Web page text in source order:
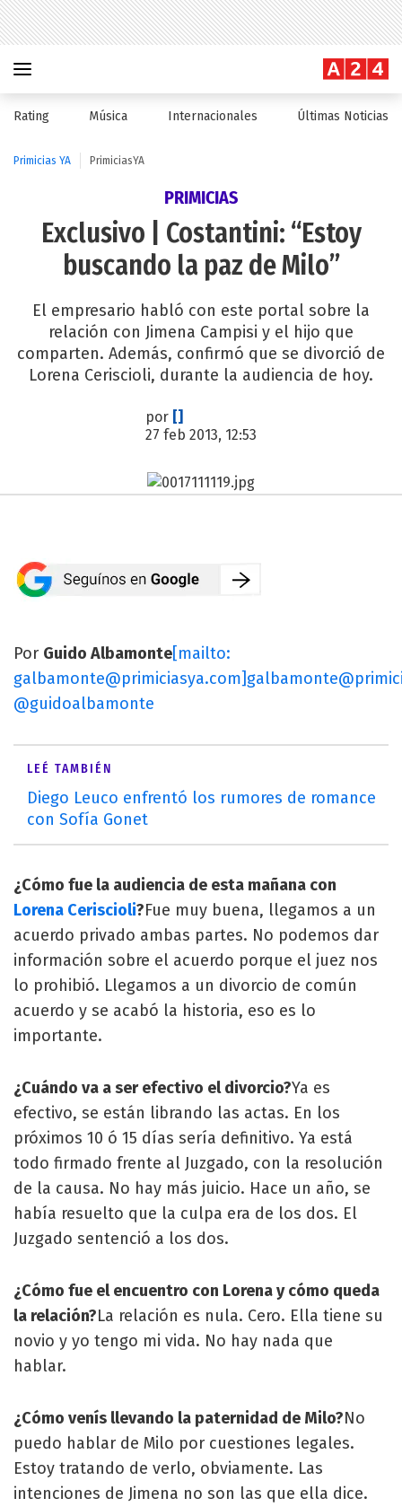
Rating Música Internacionales Últimas Noticias
Primicias YA PrimiciasYA
PRIMICIAS
Exclusivo | Costantini: “Estoy
buscando la paz de Milo”
El empresario habló con este portal sobre la
relación con Jimena Campisi y el hijo que
comparten. Además, confirmó que se divorció de
Lorena Ceriscioli, durante la audiencia de hoy.
por []
27 feb 2013, 12:53
Por Guido Albamonte[mailto:
galbamonte@primiciasya.com]
@guidoalbamonte
LEÉ TAMBIÉN
Diego Leuco enfrentó los rumores de romance
con Sofía Gonet
¿Cómo fue la audiencia de esta mañana con
Lorena Ceriscioli?Fue muy buena, llegamos a un
acuerdo privado ambas partes. No podemos dar
información sobre el acuerdo porque el juez nos
lo prohibió. Llegamos a un divorcio de común
acuerdo y se acabó la historia, eso es lo
importante.
¿Cuándo va a ser efectivo el divorcio?Ya es
efectivo, se están librando las actas. En los
próximos 10 ó 15 días sería definitivo. Ya está
todo firmado frente al Juzgado, con la resolución
de la causa. No hay más juicio. Hace un año, se
había resuelto que la culpa era de los dos. El
Juzgado sentenció a los dos.
¿Cómo fue el encuentro con Lorena y cómo queda
la relación?La relación es nula. Cero. Ella tiene su
novio y yo tengo mi vida. No hay nada que
hablar.
¿Cómo venís llevando la paternidad de Milo?No
puedo hablar de Milo por cuestiones legales.
Estoy tratando de verlo, obviamente. Las
intenciones de Jimena no son las que ella dice.